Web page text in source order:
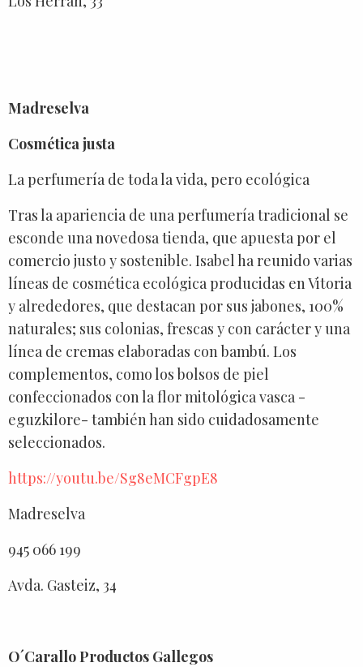
Madreselva
Cosmética justa
La perfumería de toda la vida, pero ecológica
Tras la apariencia de una perfumería tradicional se
esconde una novedosa tienda, que apuesta por el
comercio justo y sostenible. Isabel ha reunido varias
líneas de cosmética ecológica producidas en Vitoria
y alrededores, que destacan por sus jabones, 100%
naturales; sus colonias, frescas y con carácter y una
línea de cremas elaboradas con bambú. Los
complementos, como los bolsos de piel
confeccionados con la flor mitológica vasca -
eguzkilore- también han sido cuidadosamente
seleccionados.
https://youtu.be/Sg8eMCFgpE8
Madreselva
945 066 199
Avda. Gasteiz, 34
O´Carallo Productos Gallegos